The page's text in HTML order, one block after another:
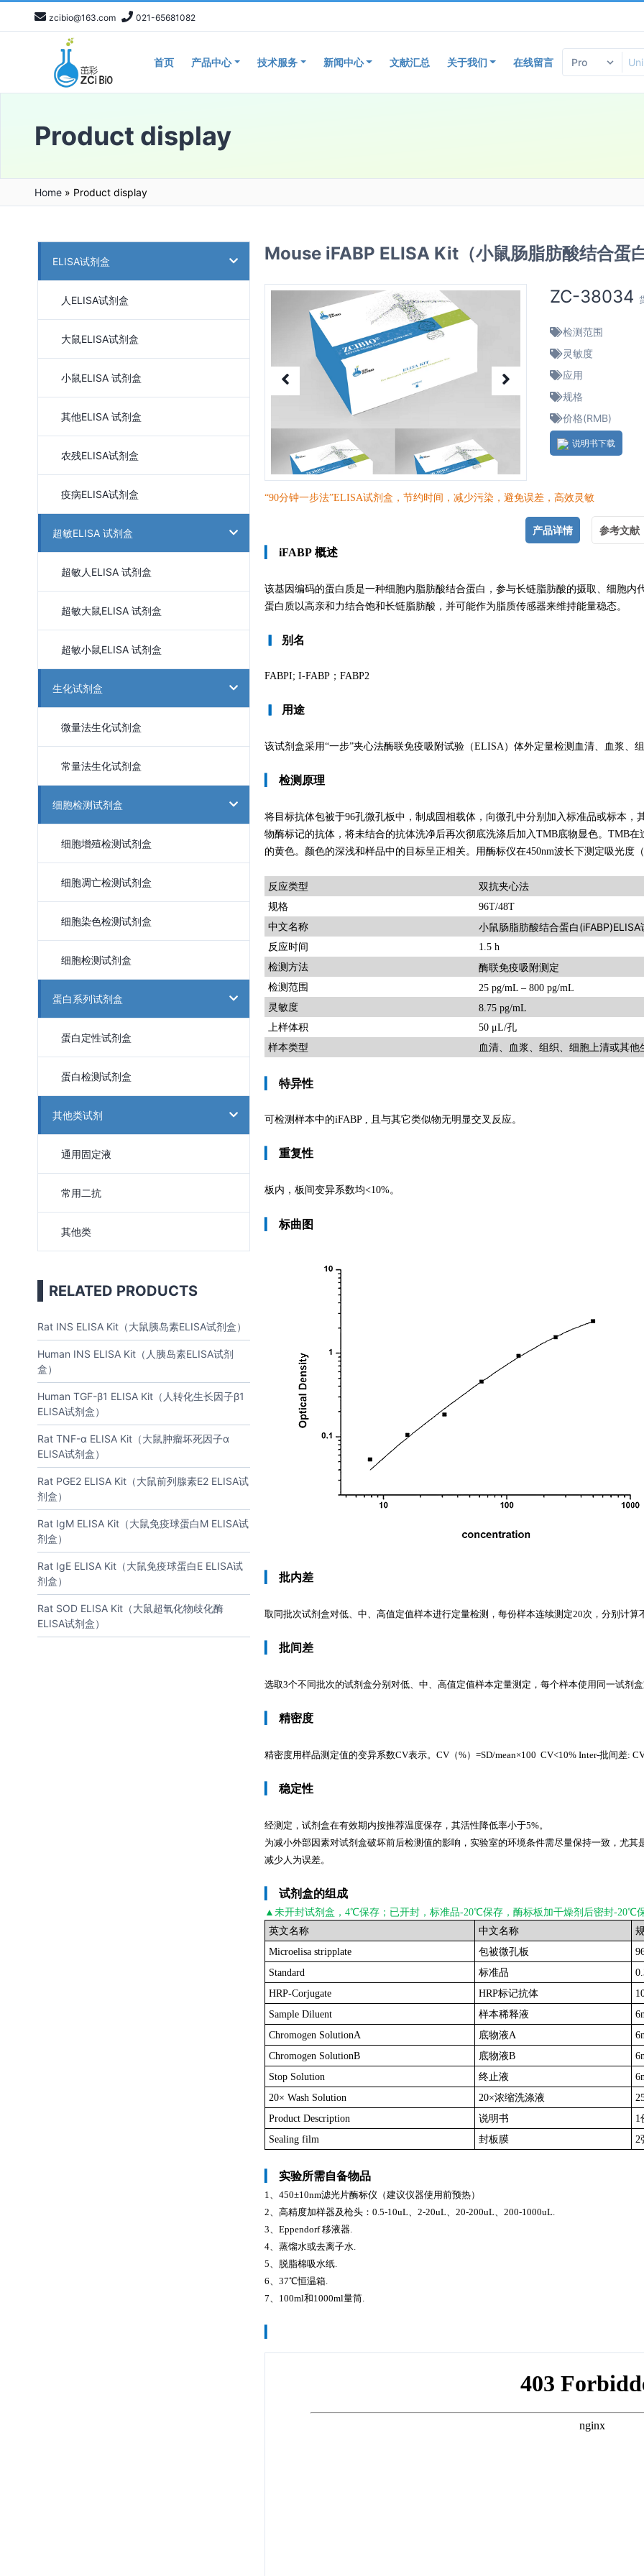
zcibio@163.com 021-65681082
首页 产品中心 技术服务 新闻中心 文献汇总 关于我们 在线留言
Product display
Home » Product display
Mouse iFABP ELISA Kit（小鼠肠脂肪酸结合蛋
ZC-38034
检测范围
灵敏度
应用
规格
价格(RMB)
说明书下载
“90分钟一步法”ELISA试剂盒，节约时间，减少污染，避免误差，高效灵敏
产品详情
参考文献
iFABP 概述
该基因编码的蛋白质是一种细胞内脂肪酸结合蛋白，参与长链脂肪酸的摄取、细胞
蛋白质以高亲和力结合饱和长链脂肪酸，并可能作为脂质传感器来维持能量稳态。
别名
FABPI; I-FABP；FABP2
用途
该试剂盒采用“一步”夹心法酶联免疫吸附试验（ELISA）体外定量检测血清、血浆、
检测原理
将目标抗体包被于96孔微孔板中，制成固相载体，向微孔中分别加入标准品或标本
物酶标记的抗体，将未结合的抗体洗净后再次彻底洗涤后加入TMB底物显色。TMB
的黄色。颜色的深浅和样品中的目标呈正相关。用酶标仪在450nm波长下测定吸光度
反应类型 双抗夹心法
规格
96T/48T
中文名称
小鼠肠脂肪酸结合蛋白(iFABP)ELISA
反应时间
1.5 h
检测方法
酶联免疫吸附测定
检测范围
25 pg/mL – 800 pg/mL
灵敏度
8.75 pg/mL
上样体积
50 μL/孔
样本类型
血清、血浆、组织、细胞上清或其他
特异性
可检测样本中的iFABP , 且与其它类似物无明显交叉反应。
重复性
板内，板间变异系数均<10%。
标曲图
批内差
取同批次试剂盒对低、中、高值定值样本进行定量检测，每份样本连续测定20次，分别计算
批间差
选取3个不同批次的试剂盒分别对低、中、高值定值样本定量测定，每个样本使用同一试剂
精密度
精密度用样品测定值的变异系数CV表示。CV（%）=SD/mean×100 CV<10% Inter-批间差:
稳定性
经测定，试剂盒在有效期内按推荐温度保存，其活性降低率小于5%。
为减小外部因素对试剂盒破坏前后检测值的影响，实验室的环境条件需尽量保持一致，尤
减少人为误差。
试剂盒的组成
▲未开封试剂盒，4℃保存；已开封，标准品-20℃保存，酶标板加干燥剂后密封-20℃
英文名称
中文名称
Microelisa stripplate
包被微孔板
Standard
标准品
HRP-Corjugate
HRP标记抗体
Sample Diluent
样本稀释液
Chromogen SolutionA
底物液A
Chromogen SolutionB
底物液B
Stop Solution
终止液
20× Wash Solution
20×浓缩洗涤液
Product Description
说明书
1
Sealing film
封板膜 2
实验所需自备物品
1、450±10nm滤光片酶标仪（建议仪器使用前预热）
2、高精度加样器及枪头：0.5-10uL、2-20uL、20-200uL、200-1000uL.
3、Eppendorf 移液器.
4、蒸馏水或去离子水.
5、脱脂棉吸水纸.
6、37℃恒温箱.
7、100ml和1000ml量筒.
ELISA试剂盒
人ELISA试剂盒
大鼠ELISA试剂盒
小鼠ELISA 试剂盒
其他ELISA 试剂盒
农残ELISA试剂盒
疫病ELISA试剂盒
超敏ELISA 试剂盒
超敏人ELISA 试剂盒
超敏大鼠ELISA 试剂盒
超敏小鼠ELISA 试剂盒
生化试剂盒
微量法生化试剂盒
常量法生化试剂盒
细胞检测试剂盒
细胞增殖检测试剂盒
细胞凋亡检测试剂盒
细胞染色检测试剂盒
细胞检测试剂盒
蛋白系列试剂盒
蛋白定性试剂盒
蛋白检测试剂盒
其他类试剂
通用固定液
常用二抗
其他类
RELATED PRODUCTS
Rat INS ELISA Kit（大鼠胰岛素ELISA试剂盒）
Human INS ELISA Kit（人胰岛素ELISA试剂
盒）
Human TGF-β1 ELISA Kit（人转化生长因子β1
ELISA试剂盒）
Rat TNF-α ELISA Kit（大鼠肿瘤坏死因子α
ELISA试剂盒）
Rat PGE2 ELISA Kit（大鼠前列腺素E2 ELISA试
剂盒）
Rat IgM ELISA Kit（大鼠免疫球蛋白M ELISA试
剂盒）
Rat IgE ELISA Kit（大鼠免疫球蛋白E ELISA试
剂盒）
Rat SOD ELISA Kit（大鼠超氧化物歧化酶
ELISA试剂盒）